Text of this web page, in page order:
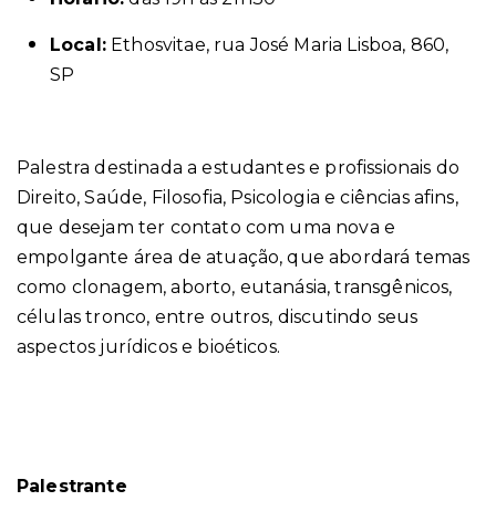
Local:Ethosvitae, rua José Maria Lisboa, 860,
SP
Palestra destinada a estudantes e profissionais do
Direito, Saúde, Filosofia, Psicologia e ciências afins,
que desejam ter contato com uma nova e
empolgante área de atuação, que abordará temas
como clonagem, aborto, eutanásia, transgênicos,
células tronco, entre outros, discutindo seus
aspectos jurídicos e bioéticos.
Palestrante